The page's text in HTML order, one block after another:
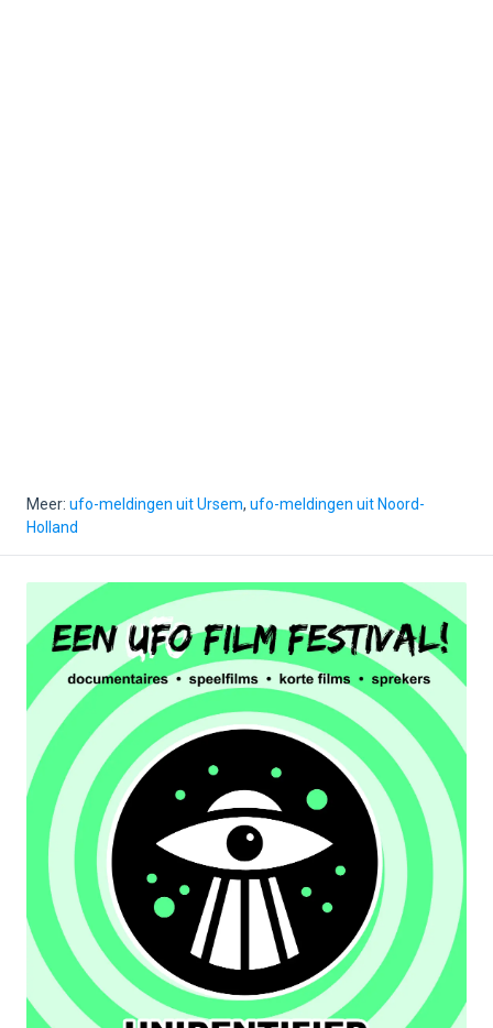
Meer: ufo-meldingen uit Ursem, ufo-meldingen uit Noord-
Holland